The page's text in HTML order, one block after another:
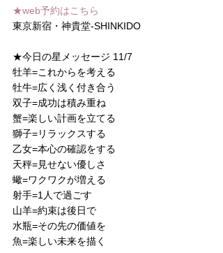
★web予約はこちら
東京新宿・神貴堂-SHINKIDO
★今日の星メッセージ 11/7
牡羊=これからを考える
牡牛=広く浅く付き合う
双子=成功は積み重ね
蟹=楽しい計画を立てる
獅子=リラックスする
乙女=本心の確認をする
天秤=見せない優しさ
蠍=ワクワクが増える
射手=1人で過ごす
山羊=約束は後日で
水瓶=その先の価値を
魚=楽しい未来を描く